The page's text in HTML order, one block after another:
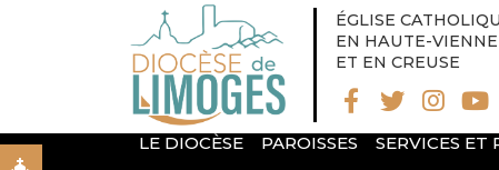
ÉGLISE
EN HAUTE-VIENNE
ET EN CREUSE
LE DIOCÈSE PAROISSES SERVICES ET